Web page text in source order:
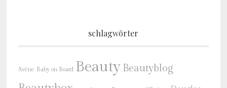
schlagwörter
Avène Baby on Board Beauty Beautyblog